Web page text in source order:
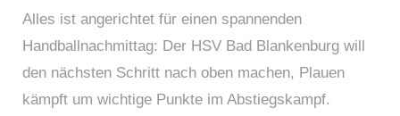
Alles ist angerichtet für einen spannenden
Handballnachmittag: Der HSV Bad Blankenburg will
den nächsten Schritt nach oben machen, Plauen
kämpft um wichtige Punkte im Abstiegskampf.